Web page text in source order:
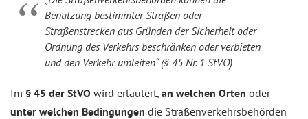
Benutzung bestimmter Straßen oder
Straßenstrecken aus Gründen der Sicherheit oder
Ordnung des Verkehrs beschränken oder verbieten
und den Verkehr umleiten“ (§ 45 Nr. 1 StVO)
Im § 45 der StVO wird erläutert, an welchen Orten oder
unter welchen Bedingungen die Straßenverkehrsbehörden